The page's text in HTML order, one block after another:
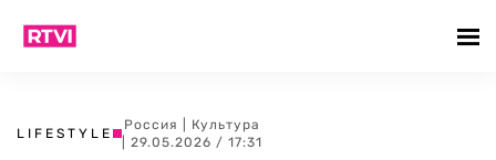
LIFESTYLE
Россия
Культура
| 29.05.2026 / 17:31